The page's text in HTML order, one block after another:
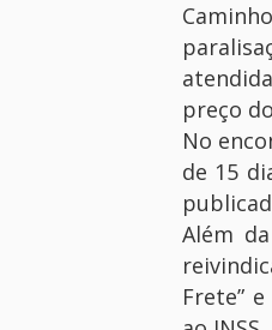
preço
No
de 15
Além
Frete”